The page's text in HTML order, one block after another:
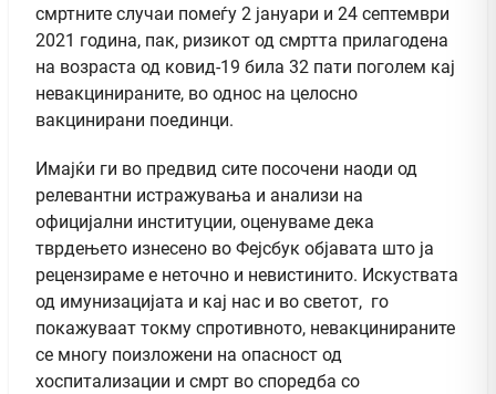
смртните случаи помеѓу 2 јануари и 24 септември
2021 година, пак, ризикот од смртта прилагодена
на возраста од ковид-19 била 32 пати поголем кај
невакцинираните, во однос на целосно
вакцинирани поединци.
Имајќи ги во предвид сите посочени наоди од
релевантни истражувања и анализи на
официјални институции, оценуваме дека
тврдењето изнесено во Фејсбук објавата што ја
рецензираме е неточно и невистинито. Искуствата
од имунизацијата и кај нас и во светот, го
покажуваат токму спротивното, невакцинираните
се многу поизложени на опасност од
хоспитализации и смрт во споредба со